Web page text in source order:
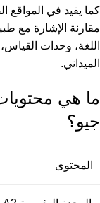
كما يفيد في المواقع
مقارنة الإشارة مع
اللغة، وحدات
الميداني.
جيو؟
المحتوى